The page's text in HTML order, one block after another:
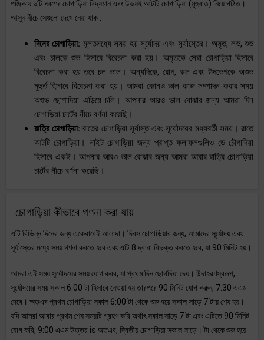
পঞ্জিকায় দুটি ধরণের চোগাড়িয়া বিদ্যমান এবং উভয়ই আটটি চোগাড়িয়া (মুহুরাত) নিয়ে গঠিত।
আসুন নীচে সেগুলো দেখে নেয়া যাক :
দিনের চোগাড়িয়া: মূলতমধ্যে সময় হয় সূর্যোদয় এবং সূর্যাস্তের। অমৃত, লভ, শুভ
এবং চালকে শুভ হিসাবে বিবেচনা করা হয়। অমৃতকে সেরা চোগাড়িয়া হিসাবে
বিবেচনা করা হয় তবে চল ভাল। অন্যদিকে, রোগ, কল এবং উদভেগকে অশুভ
মুহুর্ত হিসাবে বিবেচনা করা হয়। আমরা কোনও ভাল কাজ সম্পাদন করার সময়
অশুভ ছোগাদিয়া এড়িয়ে চলি। আপনার আরও ভাল বোঝার জন্য আমরা দিন
চোগাড়িয়া চার্টের নীচে বর্ণনা করেছি।
রাত্রি চোগাড়িয়া:রাতের চোগাড়িয়া সূর্যাস্ত এবং সূর্যোদয়ের মধ্যবর্তী সময়। রাতে
আটটি চোগাড়িয়া। নাইট চোগাড়িয়া জন্য প্রাপ্ত ফলাফলগুলিও ডে চৌগাদিয়া
হিসাবে একই। আপনার আরও ভাল বোঝার জন্য আমরা আবার রাত্রি চোগাড়িয়া
চার্টের নীচে বর্ণনা করেছি।
চোগাড়িয়া কীভাবে গণনা করা যায়
এটি বিভিন্ন দিনের জন্য একেবারেই আলাদা। দিবস চোগাড়িয়ার জন্য, আমাদের সূর্যোদয় এবং
সূর্যাস্তের মধ্যে সময় গণনা করতে হবে এবং এটি 8 দ্বারা বিভক্ত করতে হবে, যা 90 মিনিট হয়।
আমরা এই সময় সূর্যোদয়ের সময় যোগ করব, যা প্রথম দিন ছোগদিয়া দেয়। উদাহরণস্বরূপ,
সূর্যোদয়ের সময় সকাল 6:00 টা হিসাবে নেওয়া হয় তারপরে 90 মিনিট যোগ করুন, 7:30 এএম
দেবে। অতএব প্রথম চোগাড়িয়া সকাল 6:00 টা থেকে শুরু হয়ে সকাল সাড়ে 7 টায় শেষ হয়।
যদি আমরা আবার প্রথম শেষ সময়টি গ্রহণ করি অর্থাৎ সকাল সাড়ে 7 টা এবং এটিতে 90 মিনিট
যোগ করি, 9:00 এএম উত্তর is অতএব, দ্বিতীয় চোগাড়িয়া সকাল সাড়ে। টা থেকে শুরু হয়ে